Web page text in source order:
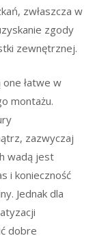
zwłaszcza w
zgody
zewnętrznej.
łatwe w
montażu.
zazwyczaj
wadą jest
i konieczność
Jednak dla
dobre